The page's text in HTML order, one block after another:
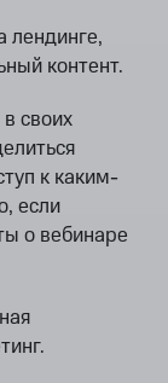
лендинге,
контент.
своих
к каким-
если
о вебинаре